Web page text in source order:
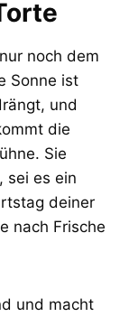
noch dem
Sonne ist
und
die
Sie
sei es ein
deiner
nach Frische
und macht